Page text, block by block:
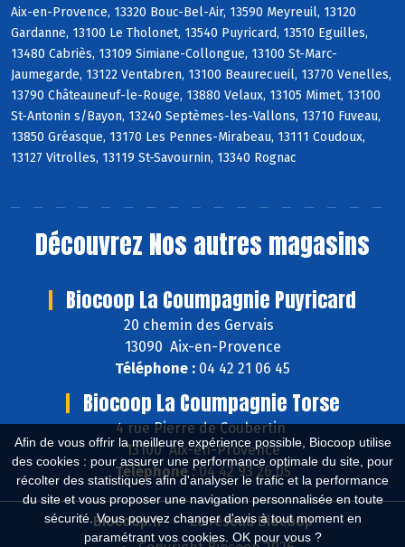
Afin de vous offrir la meilleure expérience possible, Biocoop utilise
des cookies : pour assurer une performance optimale du site, pour
récolter des statistiques afin d'analyser le trafic et la performance
du site et vous proposer une navigation personnalisée en toute
sécurité. Vous pouvez changer d'avis à tout moment en
paramétrant vos cookies. OK pour vous ?
Aix-en-Provence, 13320 Bouc-Bel-Air, 13590 Meyreuil, 13120
Gardanne, 13100 Le Tholonet, 13540 Puyricard, 13510 Eguilles,
13480 Cabriès, 13109 Simiane-Collongue, 13100 St-Marc-
Jaumegarde, 13122 Ventabren, 13100 Beaurecueil, 13770 Venelles,
13790 Châteauneuf-le-Rouge, 13880 Velaux, 13105 Mimet, 13100
St-Antonin s/Bayon, 13240 Septèmes-les-Vallons, 13710 Fuveau,
13850 Gréasque, 13170 Les Pennes-Mirabeau, 13111 Coudoux,
13127 Vitrolles, 13119 St-Savournin, 13340 Rognac
Découvrez Nos autres magasins
Biocoop La Coumpagnie Puyricard
20 chemin des Gervais
13090 Aix-en-Provence
Téléphone : 04 42 21 06 45
Biocoop La Coumpagnie Torse
4 rue Pierre de Coubertin
13100 Aix-en-Provence
Téléphone :04 42 93 26 05
Biocoop.fr
Le réseau Biocoop